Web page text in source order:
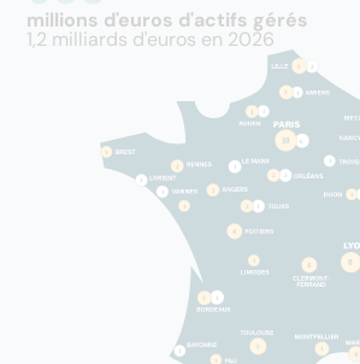
millions d'euros d'actifs gérés
1,2 milliards d'euros en 2026